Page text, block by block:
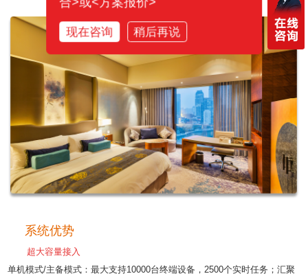
系统优势
超大容量接入
单机模式/主备模式：最大支持10000台终端设备，2500个实时任务；汇聚
现在咨询 稍后再说